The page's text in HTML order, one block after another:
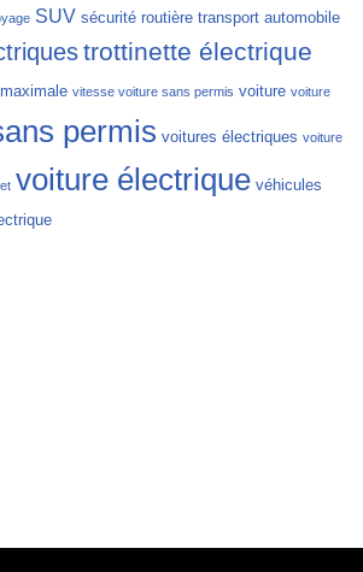
SUV sécurité routière transport automobile
trottinette électrique
vitesse voiture sans permis voiture voiture
permis voitures électriques voiture
voiture électrique véhicules